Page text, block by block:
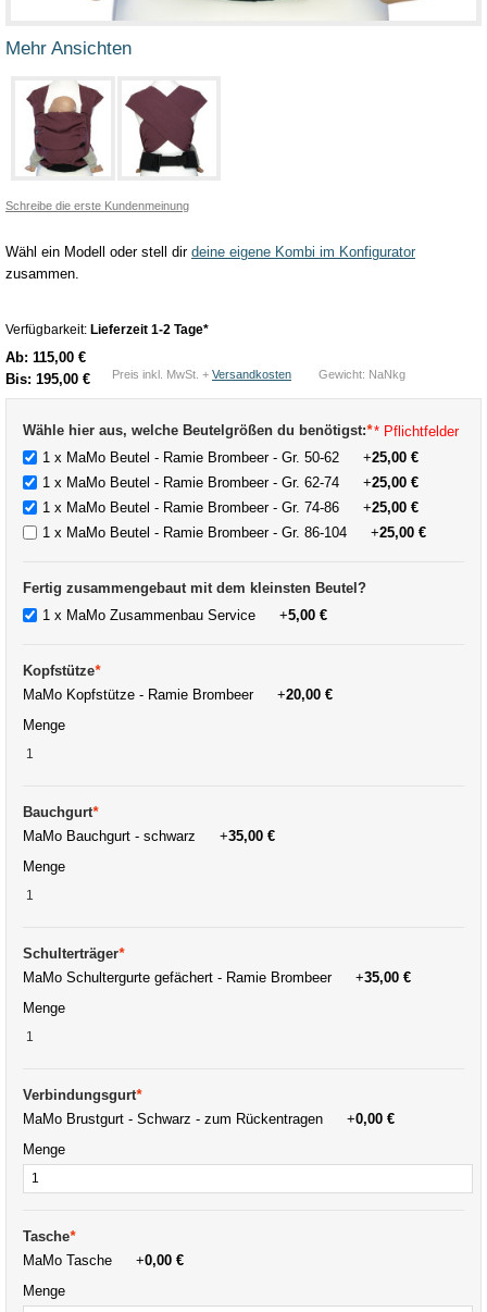
Mehr Ansichten
Schreibe die erste Kundenmeinung
Wähl ein Modell oder stell dir deine eigene Kombi im Konfigurator
zusammen.
Verfügbarkeit: Lieferzeit 1-2 Tage*
Ab: 115,00 €
Bis: 195,00 € Preis inkl. MwSt. + Versandkosten Gewicht: NaNkg
Wähle hier aus, welche Beutelgrößen du benötigst:*
1 x MaMo Beutel - Ramie Brombeer - Gr. 50-62
+25,00 €
1 x MaMo Beutel - Ramie Brombeer - Gr. 62-74
+25,00 €
1 x MaMo Beutel - Ramie Brombeer - Gr. 74-86
+25,00 €
1 x MaMo Beutel - Ramie Brombeer - Gr. 86-104
+25,00 €
Fertig zusammengebaut mit dem kleinsten Beutel?
1 x MaMo Zusammenbau Service
+5,00 €
Kopfstütze*
MaMo Kopfstütze - Ramie Brombeer
+20,00 €
Menge
Bauchgurt*
MaMo Bauchgurt - schwarz
+35,00 €
Menge
Schulterträger*
MaMo Schultergurte gefächert - Ramie Brombeer
+35,00 €
Menge
Verbindungsgurt*
MaMo Brustgurt - Schwarz - zum Rückentragen
+0,00 €
Menge
Tasche*
MaMo Tasche
+0,00 €
Menge
* Pflichtfelder